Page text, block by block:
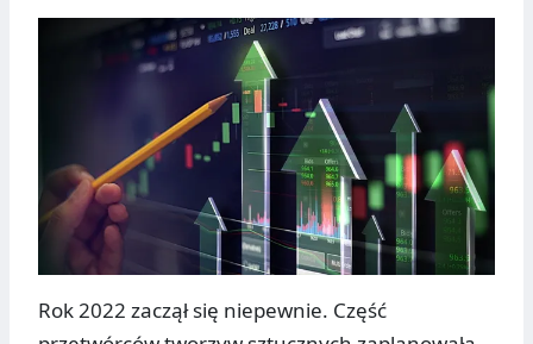
Rok 2022 zaczął się niepewnie. Część